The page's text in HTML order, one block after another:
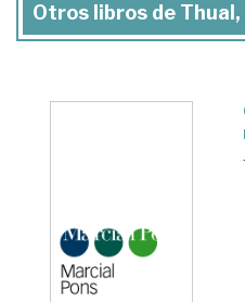
Otros libros de Thual,